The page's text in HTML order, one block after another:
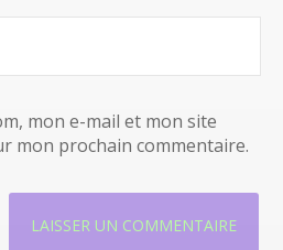
mon e-mail et mon site
mon prochain commentaire.